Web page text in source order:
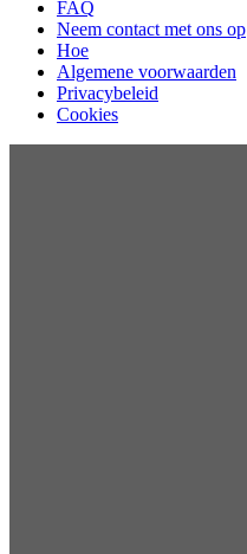
FAQ
Neem contact met ons op
Hoe
Algemene voorwaarden
Privacybeleid
Cookies